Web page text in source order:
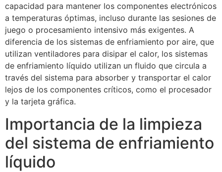
capacidad para mantener los componentes electrónicos
a temperaturas óptimas, incluso durante las sesiones de
juego o procesamiento intensivo más exigentes. A
diferencia de los sistemas de enfriamiento por aire, que
utilizan ventiladores para disipar el calor, los sistemas
de enfriamiento líquido utilizan un fluido que circula a
través del sistema para absorber y transportar el calor
lejos de los componentes críticos, como el procesador
y la tarjeta gráfica.
Importancia de la limpieza
del sistema de enfriamiento
líquido